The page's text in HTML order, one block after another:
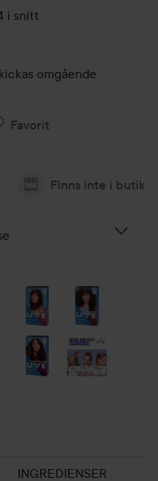
i snitt
omgående
Favorit
Finns inte i butik
INGREDIENSER